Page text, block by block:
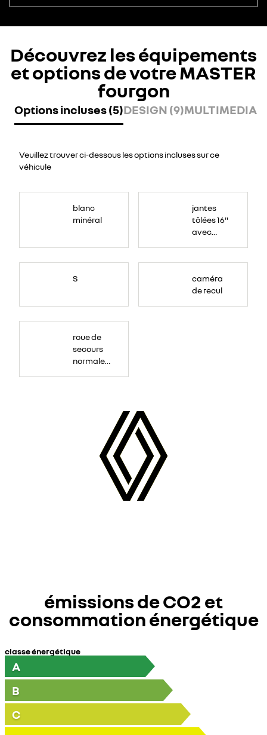
Découvrez les équipements
et options de votre MASTER
fourgon
Options incluses (5)DESIGN (9)MULTIMEDIA
Veuillez trouver ci-dessous les options incluses sur ce
véhicule
blanc
minéral
jantes
tôlées 16"
avec
S
caméra
de recul
roue de
secours
normale
émissions de CO2 et
consommation énergétique
classe énergétique
A
B
C